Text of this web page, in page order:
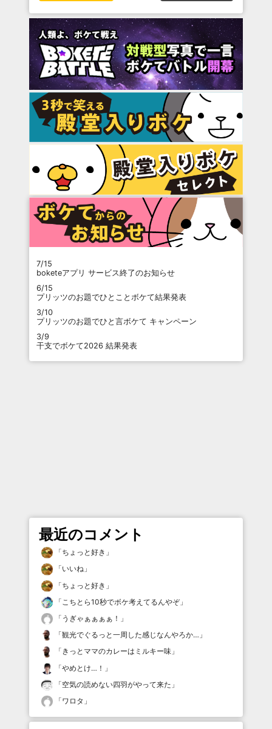
7/15
boketeアプリ サービス終了のお知らせ
6/15
プリッツのお題でひとことボケて結果発表
3/10
プリッツのお題でひと言ボケて キャンペーン
3/9
干支でボケて2026 結果発表
最近のコメント
「ちょっと好き 」
「いいね 」
「ちょっと好き 」
「 こちとら10秒でボケ考えてるんやぞ」
「 うぎゃぁぁぁぁ！ 」
「観光でぐるっと一周した感じなんやろか… 」
「 きっとママのカレーはミルキー味 」
「やめとけ…！ 」
「空気の読めない四羽がやって来た 」
「ワロタ 」